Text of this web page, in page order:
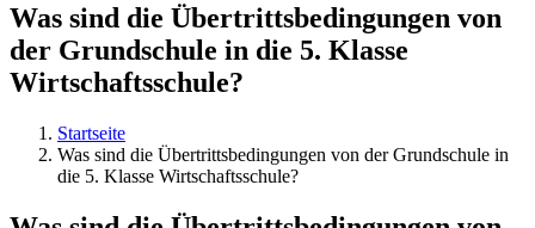
Was sind die Übertrittsbedingungen von
der Grundschule in die 5. Klasse
Wirtschaftsschule?
Startseite
Was sind die Übertrittsbedingungen von der Grundschule in
die 5. Klasse Wirtschaftsschule?